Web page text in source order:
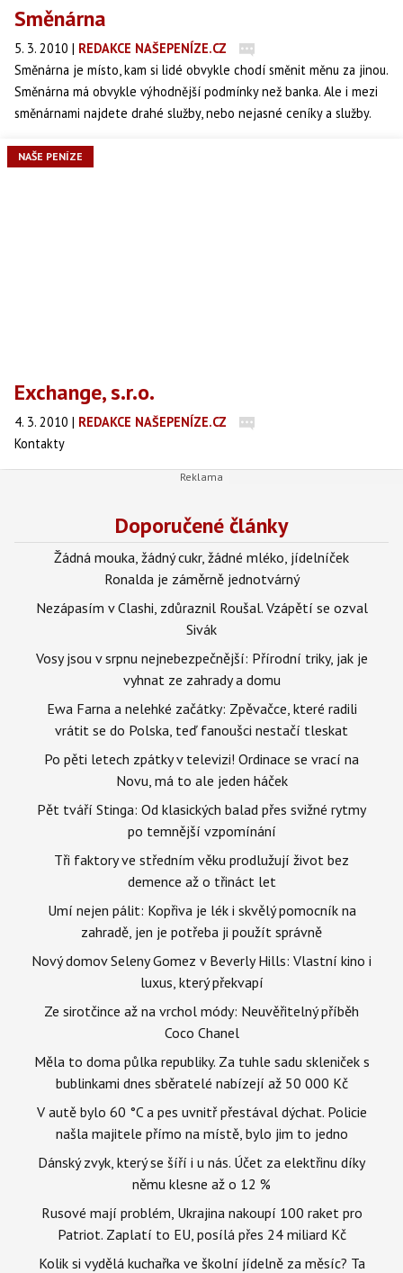
Směnárna
5. 3. 2010 | REDAKCE NAŠEPENÍZE.CZ
Směnárna je místo, kam si lidé obvykle chodí směnit měnu za jinou.
Směnárna má obvykle výhodnější podmínky než banka. Ale i mezi
směnárnami najdete drahé služby, nebo nejasné ceníky a služby.
NAŠE PENÍZE
Exchange, s.r.o.
4. 3. 2010 | REDAKCE NAŠEPENÍZE.CZ
Kontakty
Doporučené články
Žádná mouka, žádný cukr, žádné mléko, jídelníček
Ronalda je záměrně jednotvárný
Nezápasím v Clashi, zdůraznil Roušal. Vzápětí se ozval
Sivák
Vosy jsou v srpnu nejnebezpečnější: Přírodní triky, jak je
vyhnat ze zahrady a domu
Ewa Farna a nelehké začátky: Zpěvačce, které radili
vrátit se do Polska, teď fanoušci nestačí tleskat
Po pěti letech zpátky v televizi! Ordinace se vrací na
Novu, má to ale jeden háček
Pět tváří Stinga: Od klasických balad přes svižné rytmy
po temnější vzpomínání
Tři faktory ve středním věku prodlužují život bez
demence až o třináct let
Umí nejen pálit: Kopřiva je lék i skvělý pomocník na
zahradě, jen je potřeba ji použít správně
Nový domov Seleny Gomez v Beverly Hills: Vlastní kino i
luxus, který překvapí
Ze sirotčince až na vrchol módy: Neuvěřitelný příběh
Coco Chanel
Měla to doma půlka republiky. Za tuhle sadu skleniček s
bublinkami dnes sběratelé nabízejí až 50 000 Kč
V autě bylo 60 °C a pes uvnitř přestával dýchat. Policie
našla majitele přímo na místě, bylo jim to jedno
Dánský zvyk, který se šíří i u nás. Účet za elektřinu díky
němu klesne až o 12 %
Rusové mají problém, Ukrajina nakoupí 100 raket pro
Patriot. Zaplatí to EU, posílá přes 24 miliard Kč
Kolik si vydělá kuchařka ve školní jídelně za měsíc? Ta